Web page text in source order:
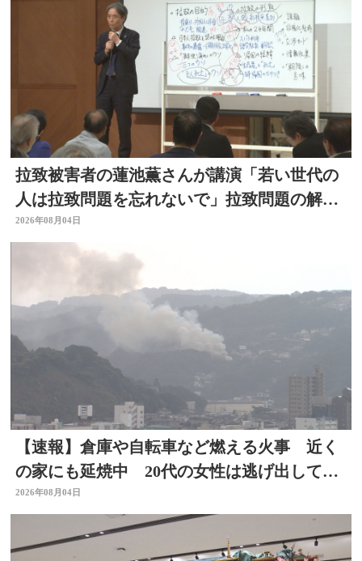
拉致被害者の蓮池薫さんが講演「若い世代の
人は拉致問題を忘れないで」拉致問題の解決
訴える
2026年08月04日
【速報】倉庫や自転車など燃える火事 近く
の家にも延焼中 20代の女性は逃げ出して無
事 大分
2026年08月04日